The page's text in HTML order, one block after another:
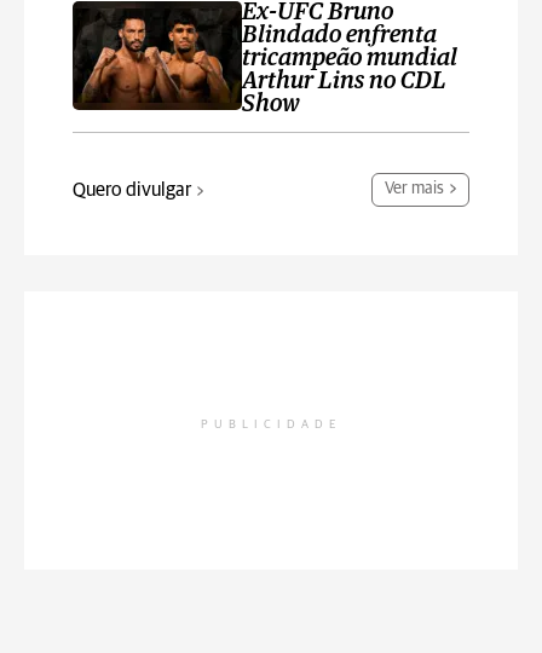
Ex-UFC Bruno
Blindado enfrenta
tricampeão mundial
Arthur Lins no CDL
Show
Quero divulgar Ver mais
PUBLICIDADE